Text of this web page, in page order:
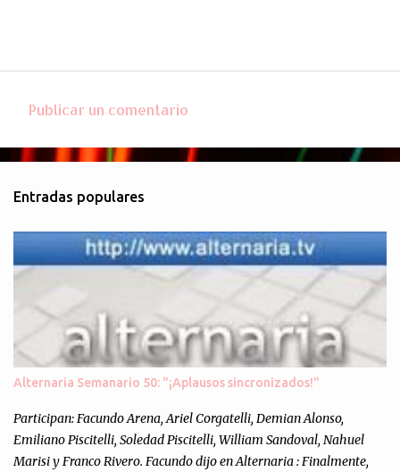
o
e
n
t
o
s
Publicar un comentario
Entradas populares
Alternaria Semanario 50: "¡Aplausos sincronizados!"
Participan: Facundo Arena, Ariel Corgatelli, Demian Alonso,
Emiliano Piscitelli, Soledad Piscitelli, William Sandoval, Nahuel
Marisi y Franco Rivero. Facundo dijo en Alternaria : Finalmente,